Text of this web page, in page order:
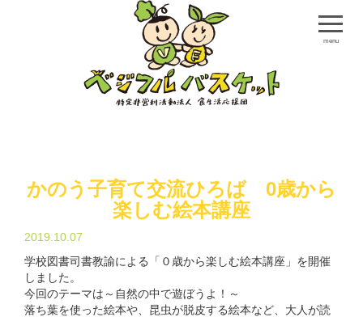
menu
かのう子育て交流ひろば 0歳から
楽しむ絵本講座
2019.10.07
学校図書司書教諭による「０歳から楽しむ絵本講座」を開催
しました。
今回のテーマは～自然の中で遊ぼうよ！～
落ち葉を使った絵本や、昆虫が脱皮する絵本など、大人が読